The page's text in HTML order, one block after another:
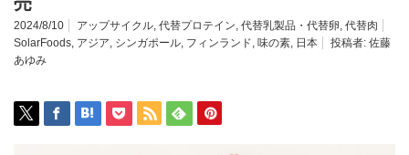
2024/8/10 アップサイクル, 代替プロテイン, 代替乳製品・代替卵, 代替肉
SolarFoods, アジア, シンガポール, フィンランド, 味の素, 日本 投稿者: 佐藤
あゆみ